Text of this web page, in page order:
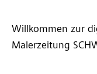
Willkommen zur
Malerzeitung